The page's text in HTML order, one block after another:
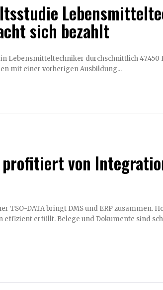
sich bezahlt
durchschnittlich 47.450 EUR
mit einer vorherigen Ausbildung...
profitiert von
TSO-DATA bringt DMS und ERP
erfüllt. Belege und Dokumente sind